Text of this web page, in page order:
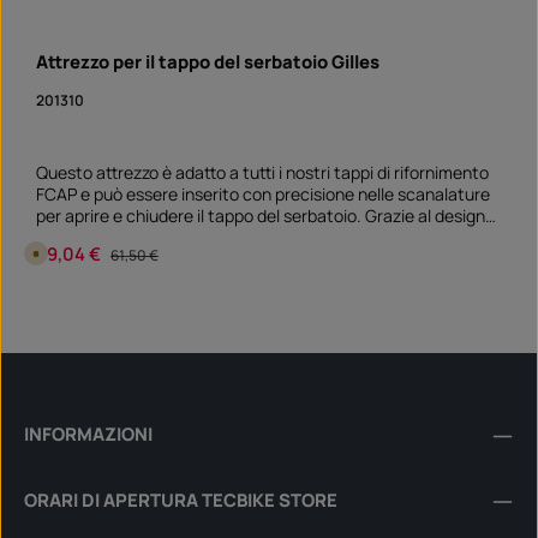
Attrezzo per il tappo del serbatoio Gilles
201310
Questo attrezzo è adatto a tutti i nostri tappi di rifornimento
FCAP e può essere inserito con precisione nelle scanalature
per aprire e chiudere il tappo del serbatoio. Grazie al design
speciale, l'utensile si inserisce saldamente nel tappo del
serbatoio e può essere facilmente rimosso.
Prezzo di vendita:
D
i
b
n
5
r
n
59,04 € Prezzo normale:
61,50 €
INFORMAZIONI
ORARI DI APERTURA TECBIKE STORE